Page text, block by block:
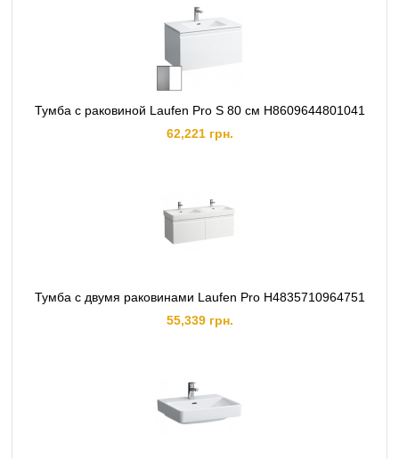
Тумба с раковиной Laufen Pro S 80 см H8609644801041
62,221 грн.
Тумба с двумя раковинами Laufen Pro H4835710964751
55,339 грн.